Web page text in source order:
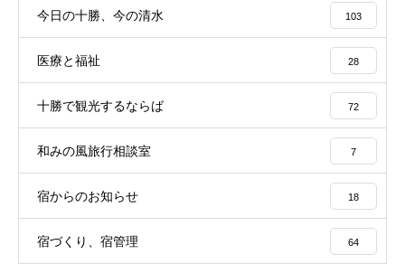
今日の十勝、今の清水 103
医療と福祉 28
十勝で観光するならば 72
和みの風旅行相談室 7
宿からのお知らせ 18
宿づくり、宿管理 64